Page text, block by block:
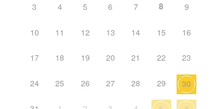
3 4 5 6 7 8 9
10 11 12 13 14 15 16
17 18 19 20 21 22 23
24 25 26 27 28 29 30